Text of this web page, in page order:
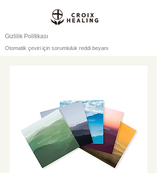
Gizlilik Politikası
Otomatik çeviri için sorumluluk reddi beyanı